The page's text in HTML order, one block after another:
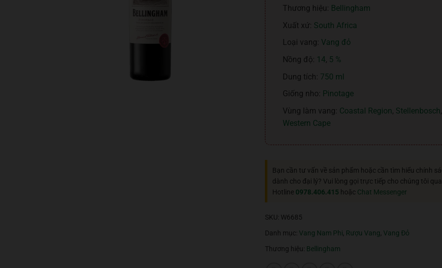
Thương hiệu:
Bellingham
Xuất xứ: South Africa
Loại vang: Vang đỏ
Nồng độ: 14, 5 %
Dung tích: 750 ml
Giống nho:
Pinotage
Vùng làm vang: Coastal Region, Stellenbosch,
Western Cape
Bạn cần tư vấn về sản phẩm hoặc cần tìm hiểu chính
dành cho đại lý? Vui lòng gọi trực tiếp cho chúng tôi qua
Hotline 0978.406.415 hoặc Chat Messenger
SKU: W6685
Danh mục: Vang Nam Phi, Rượu Vang, Vang Đỏ
Thương hiệu: Bellingham